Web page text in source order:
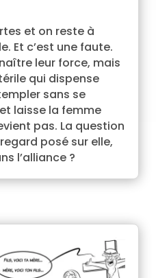
et on reste à
Et c’est une faute.
leur force, mais
qui dispense
sans se
laisse la femme
pas. La question
posé sur elle,
l’alliance ?